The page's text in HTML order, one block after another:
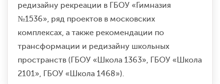
редизайну рекреации в ГБОУ «Гимназия
№1536», ряд проектов в московских
комплексах, а также рекомендации по
трансформации и редизайну школьных
пространств (ГБОУ «Школа 1363», ГБОУ «Школа
2101», ГБОУ «Школа 1468»).